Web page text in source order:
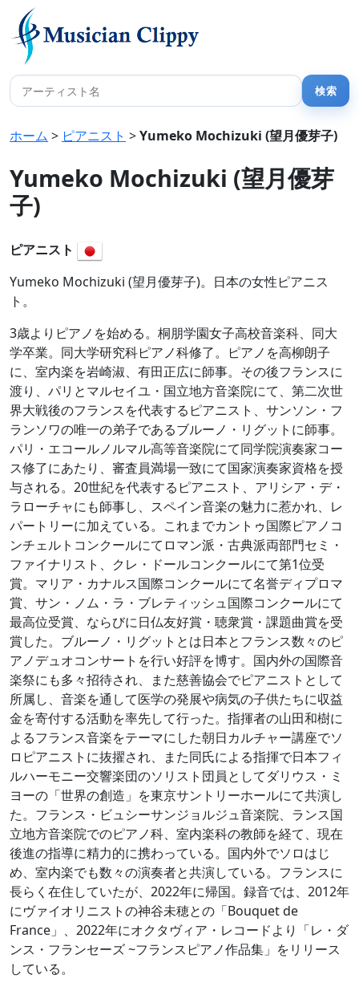
ホーム > ピアニスト >Yumeko Mochizuki (望月優芽子)
Yumeko Mochizuki (望月優芽
子)
ピアニスト
Yumeko Mochizuki (望月優芽子)。日本の女性ピアニス
ト。
3歳よりピアノを始める。桐朋学園女子高校音楽科、同大
学卒業。同大学研究科ピアノ科修了。ピアノを高柳朗子
に、室内楽を岩崎淑、有田正広に師事。その後フランスに
渡り、パリとマルセイユ・国立地方音楽院にて、第二次世
界大戦後のフランスを代表するピアニスト、サンソン・フ
ランソワの唯一の弟子であるブルーノ・リグットに師事。
パリ・エコールノルマル高等音楽院にて同学院演奏家コー
ス修了にあたり、審査員満場一致にて国家演奏家資格を授
与される。20世紀を代表するピアニスト、アリシア・デ・
ラローチャにも師事し、スペイン音楽の魅力に惹かれ、レ
パートリーに加えている。これまでカントゥ国際ピアノコ
ンチェルトコンクールにてロマン派・古典派両部門セミ・
ファイナリスト、クレ・ドールコンクールにて第1位受
賞。マリア・カナルス国際コンクールにて名誉ディプロマ
賞、サン・ノム・ラ・ブレティッシュ国際コンクールにて
最高位受賞、ならびに日仏友好賞・聴衆賞・課題曲賞を受
賞した。ブルーノ・リグットとは日本とフランス数々のピ
アノデュオコンサートを行い好評を博す。国内外の国際音
楽祭にも多々招待され、また慈善協会でピアニストとして
所属し、音楽を通して医学の発展や病気の子供たちに収益
金を寄付する活動を率先して行った。指揮者の山田和樹に
よるフランス音楽をテーマにした朝日カルチャー講座でソ
ロピアニストに抜擢され、また同氏による指揮で日本フィ
ルハーモニー交響楽団のソリスト団員としてダリウス・ミ
ヨーの「世界の創造」を東京サントリーホールにて共演し
た。フランス・ビュシーサンジョルジュ音楽院、ランス国
立地方音楽院でのピアノ科、室内楽科の教師を経て、現在
後進の指導に精力的に携わっている。国内外でソロはじ
め、室内楽でも数々の演奏者と共演している。フランスに
長らく在住していたが、2022年に帰国。録音では、2012年
にヴァイオリニストの神谷未穂との「Bouquet de
France」、2022年にオクタヴィア・レコードより「レ・ダ
ンス・フランセーズ ~フランスピアノ作品集」をリリース
している。